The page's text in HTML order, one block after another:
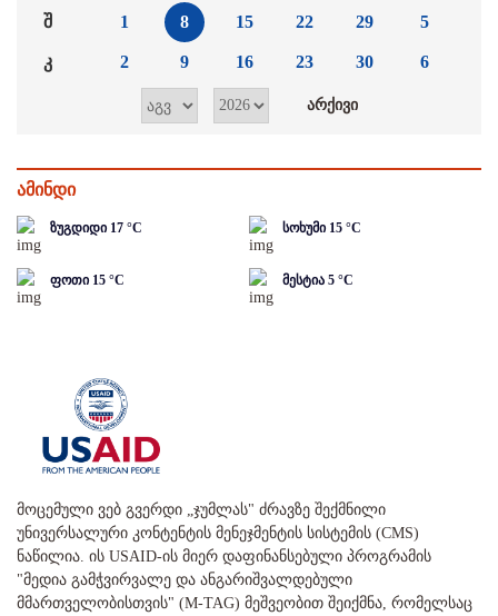
შ
კ
1
2
8
9
15
16
22
23
29
30
5
6
ამინდი
ზუგდიდი 17 °C სოხუმი 15 °C
ფოთი 15 °C მესტია 5 °C
მოცემული ვებ გვერდი „ჯუმლას" ძრავზე შექმნილი
უნივერსალური კონტენტის მენეჯმენტის სისტემის (CMS)
ნაწილია. ის USAID-ის მიერ დაფინანსებული პროგრამის
"მედია გამჭვირვალე და ანგარიშვალდებული
მმართველობისთვის" (M-TAG) მეშვეობით შეიქმნა, რომელსაც